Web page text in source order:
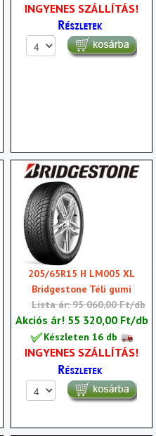
INGYENES SZÁLLÍTÁS!
205/65R15 H LM005 XL
Bridgestone Téli gumi
Lista ár: 95 060,00 Ft/db
Akciós ár! 55 320,00 Ft/db
Készleten 16 db
INGYENES SZÁLLÍTÁS!